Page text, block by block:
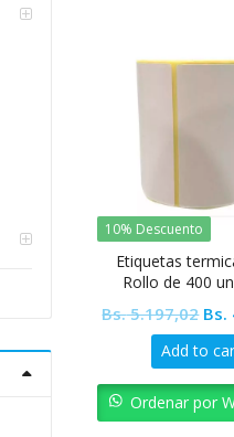
10% Descuento
Etiquetas
Rollo de 400
Bs.5.197,02
Bs.
Bs.
Add to
Ordenar por